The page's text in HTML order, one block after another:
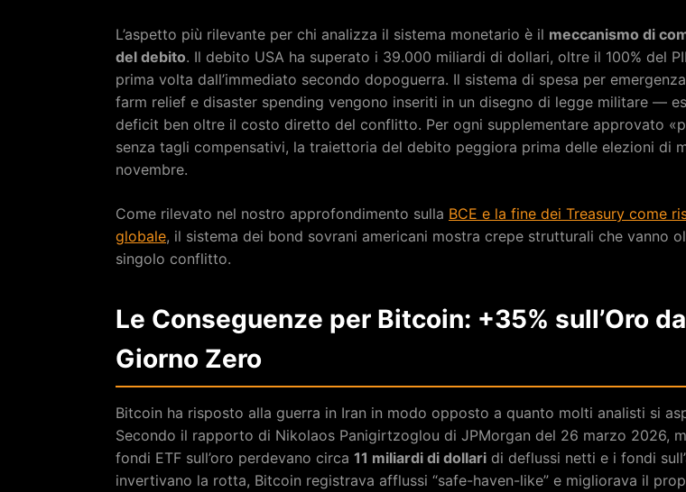
L’aspetto più rilevante per chi analizza il sistema monetario è il meccanismo di
del debito. Il debito USA ha superato i 39.000 miliardi di dollari, oltre il 100% del
prima volta dall’immediato secondo dopoguerra. Il sistema di spesa per
farm relief e disaster spending vengono inseriti in un disegno di legge militare —
deficit ben oltre il costo diretto del conflitto. Per ogni supplementare approvato
senza tagli compensativi, la traiettoria del debito peggiora prima delle elezioni di
novembre.
Come rilevato nel nostro approfondimento sulla BCE e la fine dei Treasury come
globale, il sistema dei bond sovrani americani mostra crepe strutturali che vanno
singolo conflitto.
Le Conseguenze per Bitcoin: +35% sull’Oro
Giorno Zero
Bitcoin ha risposto alla guerra in Iran in modo opposto a quanto molti analisti si
Secondo il rapporto di Nikolaos Panigirtzoglou di JPMorgan del 26 marzo 2026,
fondi ETF sull’oro perdevano circa 11 miliardi di dollari di deflussi netti e i fondi
invertivano la rotta, Bitcoin registrava afflussi “safe-haven-like” e migliorava il